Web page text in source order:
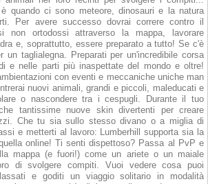
quando ci sono meteore, dinosauri e la natura
Per avere successo dovrai correre contro il
non ortodossi attraverso la mappa, lavorare
e, soprattutto, essere preparato a tutto! Se c'è
un taglialegna. Preparati per un'incredibile corsa
e nelle parti più inaspettate del mondo e oltre!
con eventi e meccaniche uniche man
nuovi animali, grandi e piccoli, maleducati e
o nascondere tra i cespugli. Durante il tuo
tantissime nuove skin divertenti per creare
Che tu sia sullo stesso divano o a miglia di
e metterti al lavoro: Lumberhill supporta sia la
online! Ti senti dispettoso? Passa al PvP e
mappa (e fuori!) come un ariete o un maiale
di svolgere compiti. Vuoi vedere cosa puoi
e goditi un viaggio solitario in modalità